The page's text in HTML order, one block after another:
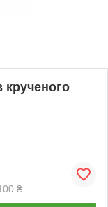
крученого
₴